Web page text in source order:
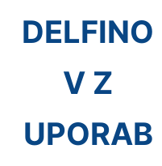
DELFINO
V Z
UPORAB